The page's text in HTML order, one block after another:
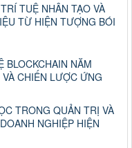
TUỆ NHÂN TẠO VÀ
TỪ HIỆN TƯỢNG BÓI
BLOCKCHAIN NĂM
CHIẾN LƯỢC ỨNG
TRONG QUẢN TRỊ VÀ
NGHIỆP HIỆN